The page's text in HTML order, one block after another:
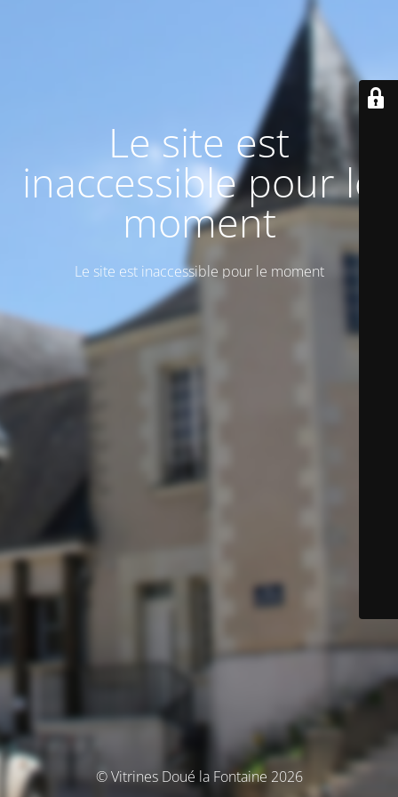
Le site est
inaccessible pour le
moment
Le site est inaccessible pour le moment
© Vitrines Doué la Fontaine 2026